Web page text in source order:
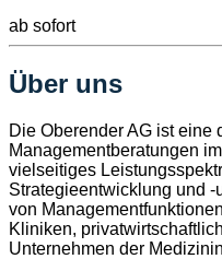
ab sofort
Über uns
Die Oberender AG ist eine
Managementberatungen
vielseitiges
Strategieentwicklung und
von
Kliniken,
Unternehmen der